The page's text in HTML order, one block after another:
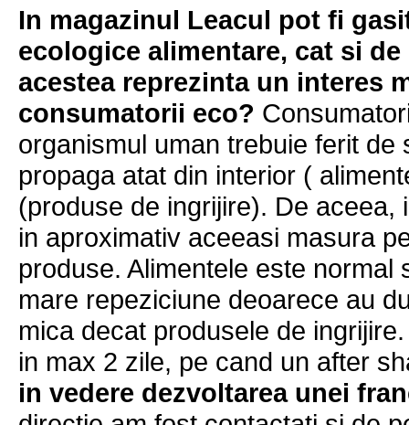
In magazinul Leacul pot fi
ecologice alimentare, cat si
acestea reprezinta un interes
consumatorii eco?
organismul uman trebuie ferit
propaga atat din interior (
(produse de ingrijire). De aceea,
in aproximativ aceeasi masura
produse. Alimentele este normal
mare repeziciune deoarece au
mica decat produsele de
in max 2 zile, pe cand un after
in vedere dezvoltarea unei